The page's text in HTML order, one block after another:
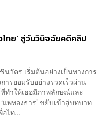
ไทย’ สู่วันวินิจฉัยคดีคลิป
วัตร เริ่มต้นอย่างเป็นทางการ
ารยอมรับอย่างรวดเร็วผ่าน
ที่ทำให้เธอมีภาพลักษณ์และ
พทองธาร’ ขยับเข้าสู่บทบาท
ไท...